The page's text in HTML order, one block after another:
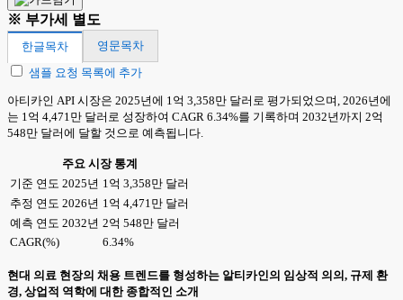
※ 부가세 별도
한글목차
영문목차
샘플 요청 목록에 추가
아티카인 API 시장은 2025년에 1억 3,358만 달러로 평가되었으며, 2026년에
는 1억 4,471만 달러로 성장하여 CAGR 6.34%를 기록하며 2032년까지 2억
548만 달러에 달할 것으로 예측됩니다.
주요 시장 통계
기준 연도 2025년 1억 3,358만 달러
추정 연도 2026년 1억 4,471만 달러
예측 연도 2032년 2억 548만 달러
CAGR(%)
6.34%
현대 의료 현장의 채용 트렌드를 형성하는 알티카인의 임상적 의의, 규제 환
경, 상업적 역학에 대한 종합적인 소개